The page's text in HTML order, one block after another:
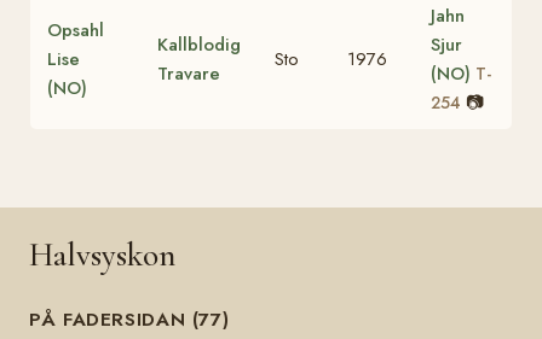
Opsahl
Lise
(NO)
Kallblodig
Travare
Sto 1976
Jahn
Sjur
(NO) T-
254 📷
Halvsyskon
PÅ FADERSIDAN (77)